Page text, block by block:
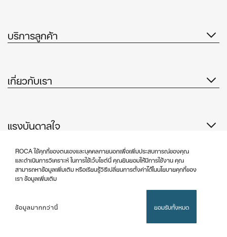
ROCA ใช้คุกกี้ของตนเองและบุคคลภายนอกเพื่อเพิ่มประสบการณ์ของคุณ
และดำเนินการวิเคราะห์ ในการใช้เว็บไซต์นี้ คุณยินยอมให้มีการใช้งาน คุณ
สามารถหาข้อมูลเพิ่มเติม หรือเรียนรู้วิธีเปลี่ยนการตั้งค่าได้ในนโยบายคุกกี้ของ
เรา ข้อมูลเพิ่มเติม
ข้อมูลมากกว่านี้ ยอมรับทั้งหมด
บริการลูกค้า
เกี่ยวกับเรา
แรงบันดาลใจ
ติดตามเรา
นโยบายคุ้มครองข้อมูลส่วนบุคคล
ประกาศทางกฎหมาย
©Copyright 2026 - Roca Sanitario S.A.U.